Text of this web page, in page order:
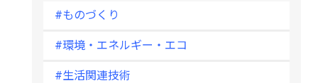
#ものづくり
#環境・エネルギー・エコ
#生活関連技術